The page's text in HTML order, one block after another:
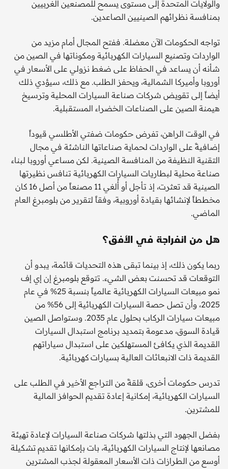
والولايات المتحدة إلى مستوى يسمح للمصنعين الغربيين
بمنافسة نظرائهم الصينيين الصاعدين.
تواجه الحكومات الآن معضلة. ففتح المجال أمام مزيد من
الواردات وتصنيع السيارات الكهربائية ومكوناتها في الصين من
شأنه أن يساعد في الحفاظ على ضغط نزولي على الأسعار في
أوروبا وأميركا الشمالية، ويحفز الطلب. مع ذلك، سيؤدي ذلك
أيضاً إلى تقويض شركات صناعة السيارات المحلية وترسيخ
هيمنة الصين على الصناعات الخضراء المستقبلية.
في الوقت الراهن، تفرض حكومات ضفتي الأطلسي قيوداً
إضافيةً على الواردات لحماية صناعاتها الناشئة في مجال
التقنية النظيفة من المنافسة الصينية. لكن مساعي أوروبا لبناء
صناعة محلية لبطاريات السيارات الكهربائية تنافس نظيرتها
الصينية قد تعثرت، إذ تأجل أو أُلغي 11 مصنعاً من أصل 16 كان
مخططاً لإنشائها بقيادة أوروبية، وفقاً لتقرير من بلومبرغ العام
الماضي.
هل من انفراجة في الأفق؟
ربما يكون ذلك، إذ بينما تبقى هذه التحديات قائمة، يبدو أن
التوقعات قد تحسنت بعض الشيء. تتوقع بلومبرغ إن إي إف
نمو مبيعات السيارات الكهربائية عالمياً بنسبة 25% في عام
2025، وأن تصل حصة السيارات الكهربائية إلى 56% من
مبيعات سيارات الركاب بحلول عام 2035. وستواصل الصين
قيادة السوق، مدعومة بتمديد برنامج استبدال السيارات
القديمة الذي يكافئ المستهلكين على استبدال سياراتهم
القديمة ذات الانبعاثات العالية بسيارات كهربائية.
تدرس حكومات أخرى، قلقةً من التراجع الأخير في الطلب على
السيارات الكهربائية، إمكانية إعادة تقديم الحوافز المالية
للمشترين.
بفضل الجهود التي بذلتها شركات صناعة السيارات لإعادة تهيئة
مصانعها لإنتاج السيارات الكهربائية، بات بإمكانها تقديم تشكيلة
أوسع من الطرازات ذات الأسعار المعقولة لجذب المشترين